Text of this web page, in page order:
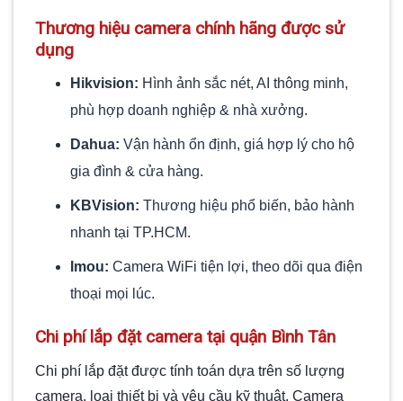
Thương hiệu camera chính hãng được sử
dụng
Hikvision: Hình ảnh sắc nét, AI thông minh,
phù hợp doanh nghiệp & nhà xưởng.
Dahua: Vận hành ổn định, giá hợp lý cho hộ
gia đình & cửa hàng.
KBVision: Thương hiệu phổ biến, bảo hành
nhanh tại TP.HCM.
Imou: Camera WiFi tiện lợi, theo dõi qua điện
thoại mọi lúc.
Chi phí lắp đặt camera tại quận Bình Tân
Chi phí lắp đặt được tính toán dựa trên số lượng
camera, loại thiết bị và yêu cầu kỹ thuật. Camera